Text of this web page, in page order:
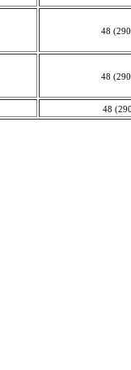
48
48
48